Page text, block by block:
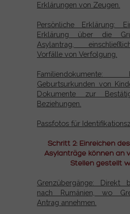
Erklärungen von Zeugen.
Persönliche Erklärung:
Erklärung über die
Asylantrag,
Vorfälle von Verfolgung.
Familiendokumente:
Geburtsurkunden von
Dokumente zur
Beziehungen.
Passfotos für
Schritt 2: Einreichen
Asylanträge können an
Stellen gestellt
Grenzübergänge: Direkt
nach Rumänien, wo
Antrag annehmen.